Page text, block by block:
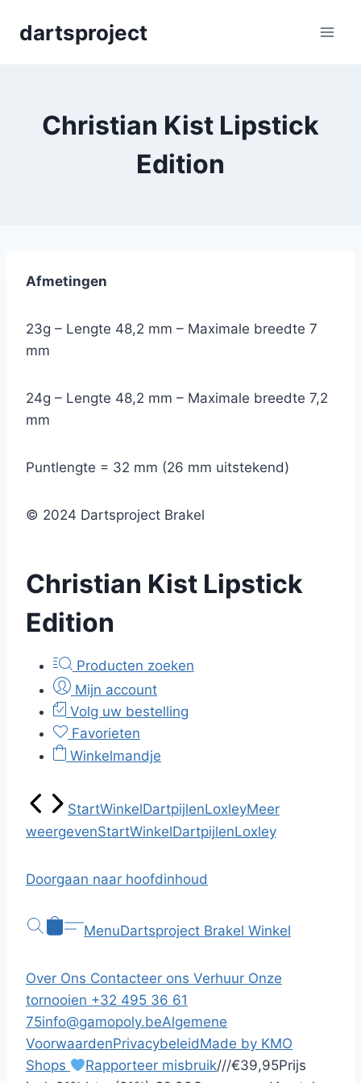
dartsproject
Christian Kist Lipstick
Edition
Afmetingen
23g – Lengte 48,2 mm – Maximale breedte 7
mm
24g – Lengte 48,2 mm – Maximale breedte 7,2
mm
Puntlengte = 32 mm (26 mm uitstekend)
© 2024 Dartsproject Brakel
Christian Kist Lipstick
Edition
Producten zoeken
Mijn account
Volg uw bestelling
Favorieten
Winkelmandje
StartWinkelDartpijlenLoxleyMeer
weergevenStartWinkelDartpijlenLoxley
Doorgaan naar hoofdinhoud
MenuDartsproject Brakel Winkel
Over Ons Contacteer ons Verhuur Onze
tornooien +32 495 36 61
75info@gamopoly.beAlgemene
VoorwaardenPrivacybeleidMade by KMO
Shops
Rapporteer misbruik///€39,95Prijs